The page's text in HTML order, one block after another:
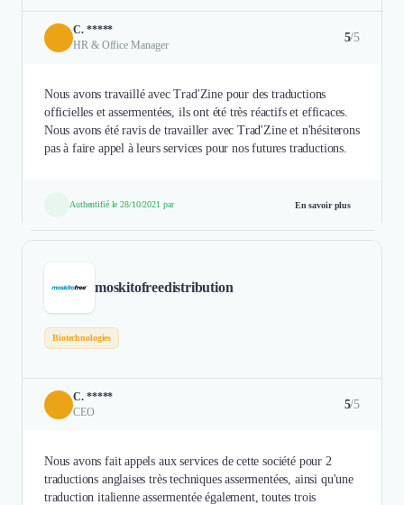
C. *****
HR & Office Manager
5/5
Nous avons travaillé avec Trad'Zine pour des traductions
officielles et assermentées, ils ont été très réactifs et efficaces.
Nous avons été ravis de travailler avec Trad'Zine et n'hésiterons
pas à faire appel à leurs services pour nos futures traductions.
Authentifié le 28/10/2021 par En savoir plus
moskitofreedistribution
Biotechnologies
C. *****
CEO
5/5
Nous avons fait appels aux services de cette société pour 2
traductions anglaises très techniques assermentées, ainsi qu'une
traduction italienne assermentée également, toutes trois